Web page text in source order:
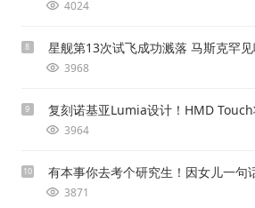
4024
8 星舰第13次试飞成功溅落 马斯克罕
3968
9 复刻诺基亚Lumia设计！HMD
3964
10 有本事你去考个研究生！因女儿一句
3871